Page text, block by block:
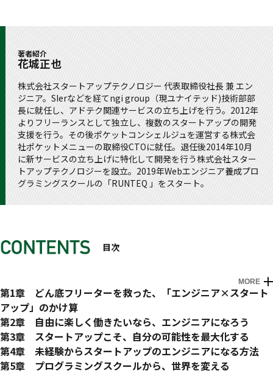
著者紹介
花城正也
株式会社スタートアップテクノロジー 代表取締役社長 兼 エン
ジニア。SIerなどを経てngi group（現ユナイテッド)技術部部
長に就任し、アドテク関連サービスの立ち上げを行う。2012年
よりフリーランスとして独立し、複数のスタートアップの開発
支援を行う。その後ポケットコンシェルジュを運営する株式会
社ポケットメニューの取締役CTOに就任。退任後2014年10月
に新サービスの立ち上げに特化して開発を行う株式会社スター
トアップテクノロジーを設立。2019年Webエンジニア養成プロ
グラミングスクールの「RUNTEQ 」をスタート。
目次
MORE
はじめに
第1章 どん底フリーターを救った、「エンジニア×スタート
アップ」のかけ算
突然のドロップアウト
ブラックだけど、エンジニアの仕事は楽しかった
デスマーチで、段ボールのあたたかさを知る
プログラミングを武器に、事業を生み出す
第2章 自由に楽しく働きたいなら、エンジニアになろう
専門性を身につけて、歯車から抜け出そう
エンジニアの仕事は文化祭のように楽しい
Webエンジニアは強く必要とされている
第3章 スタートアップこそ、自分の可能性を最大化する
ワンルームマンションの一室から上場企業が生まれる
天才でなくても世界を変えられる
第4章 未経験からスタートアップのエンジニアになる方法
Web業界・エンジニアマップ
第5章 プログラミングスクールから、世界を変える